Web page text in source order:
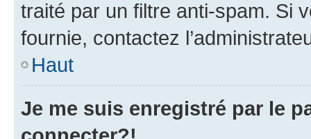
traité par un filtre anti-spam. Si
fournie, contactez
Haut
Je me suis enregistré par le